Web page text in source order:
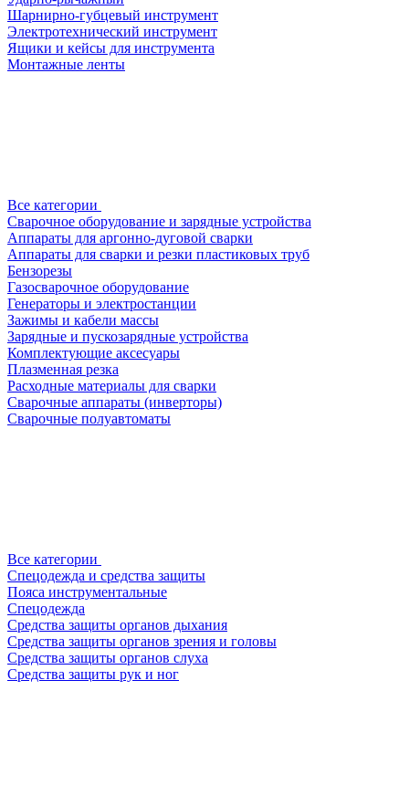
Шарнирно-губцевый инструмент
Электротехнический инструмент
Ящики и кейсы для инструмента
Монтажные ленты
Все категории
Сварочное оборудование и зарядные устройства
Аппараты для аргонно-дуговой сварки
Аппараты для сварки и резки пластиковых труб
Бензорезы
Газосварочное оборудование
Генераторы и электростанции
Зажимы и кабели массы
Зарядные и пускозарядные устройства
Комплектующие аксесуары
Плазменная резка
Расходные материалы для сварки
Сварочные аппараты (инверторы)
Сварочные полуавтоматы
Все категории
Спецодежда и средства защиты
Пояса инструментальные
Спецодежда
Средства защиты органов дыхания
Средства защиты органов зрения и головы
Средства защиты органов слуха
Средства защиты рук и ног